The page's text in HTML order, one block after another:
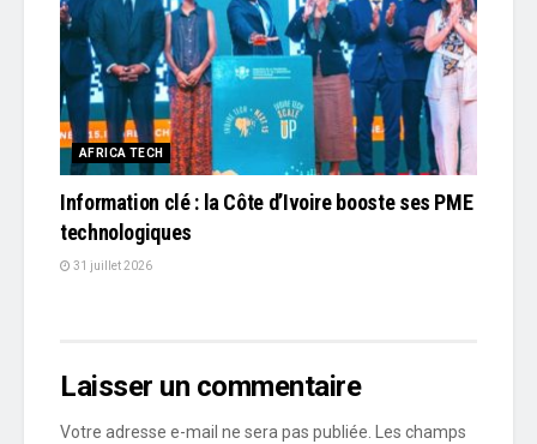
AFRICA TECH
Information clé : la Côte d’Ivoire booste ses PME
technologiques
31 juillet 2026
Laisser un commentaire
Votre adresse e-mail ne sera pas publiée. Les champs